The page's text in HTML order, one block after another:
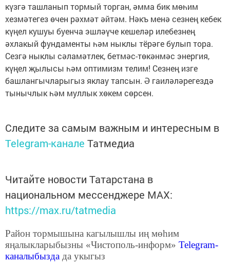
күзгә ташланып тормый торган, әмма бик мөһим
хезмәтегез өчен рәхмәт әйтәм. Нәкъ менә сезнең кебек
күңел кушуы буенча эшләүче кешеләр илебезнең
әхлакый фундаменты һәм ныклы тёрәге булып тора.
Сезгә ныклы сәламәтлек, бетмәс-төкәнмәс энергия,
күңел җылысы һәм оптимизм телим! Сезнең изге
башлангычларыгыз яклау тапсын. Ә гаиләләрегездә
тынычлык һәм муллык хөкем сөрсен.
Следите за самым важным и интересным в
Telegram-канале Татмедиа
Читайте новости Татарстана в
национальном мессенджере MАХ:
https://max.ru/tatmedia
Район тормышына кагылышлы иң мөһим
яңалыкларыбызны «Чистополь-информ» Telegram-
каналыбызда да укыгыз